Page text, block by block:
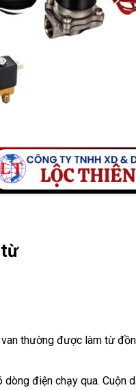
thường được làm từ
điện chạy qua. Cuộn